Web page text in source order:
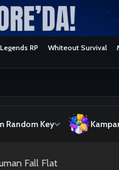
RP Whiteout Survival
Random Key
Fall Flat